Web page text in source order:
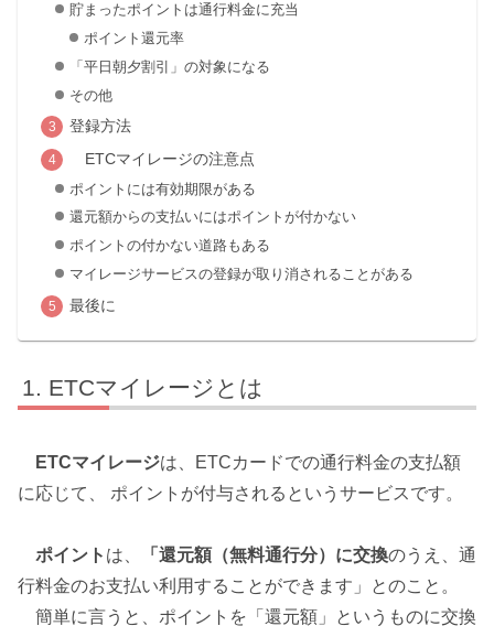
貯まったポイントは通行料金に充当
ポイント還元率
「平日朝夕割引」の対象になる
その他
登録方法
ETCマイレージの注意点
ポイントには有効期限がある
還元額からの支払いにはポイントが付かない
ポイントの付かない道路もある
マイレージサービスの登録が取り消されることがある
最後に
ETCマイレージとは
ETCマイレージは、ETCカードでの通行料金の支払額
に応じて、 ポイントが付与されるというサービスです。
ポイント は、 「還元額（無料通行分）に交換のうえ、通
行料金のお支払い利用することができます」とのこと。
簡単に言うと、ポイントを「還元額」というものに交換